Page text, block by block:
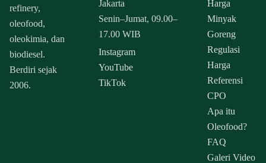
refinery,
oleofood,
oleokimia, dan
biodiesel.
Berdiri sejak
2006.
Jakarta
Senin–Jumat, 09.00–
17.00 WIB
Instagram
YouTube
TikTok
Harga
Minyak
Goreng
Regulasi
Harga
Referensi
CPO
Apa itu
Oleofood?
FAQ
Galeri Video